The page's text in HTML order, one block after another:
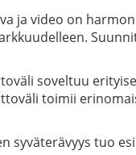
ja video on
soveltuu
toimii
syväterävyys tuo